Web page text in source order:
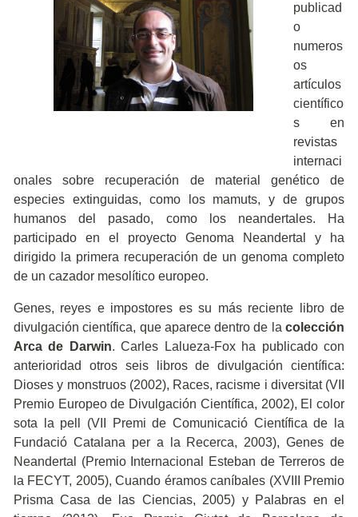
publicad
o
numeros
os
artículos
científico
s en
revistas
internaci
onales sobre recuperación de material genético de
especies extinguidas, como los mamuts, y de grupos
humanos del pasado, como los neandertales. Ha
participado en el proyecto Genoma Neandertal y ha
dirigido la primera recuperación de un genoma completo
de un cazador mesolítico europeo.
Genes, reyes e impostores es su más reciente libro de
divulgación científica, que aparece dentro de la colección
Arca de Darwin. Carles Lalueza-Fox ha publicado con
anterioridad otros seis libros de divulgación científica:
Dioses y monstruos (2002), Races, racisme i diversitat (VII
Premio Europeo de Divulgación Científica, 2002), El color
sota la pell (VII Premi de Comunicació Científica de la
Fundació Catalana per a la Recerca, 2003), Genes de
Neandertal (Premio Internacional Esteban de Terreros de
la FECYT, 2005), Cuando éramos caníbales (XVIII Premio
Prisma Casa de las Ciencias, 2005) y Palabras en el